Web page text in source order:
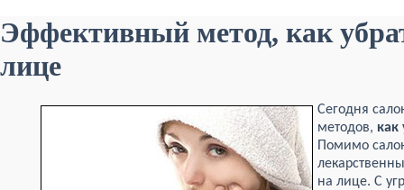
Эффективный метод, как
лице
Сегодня
методов, как
Помимо
на лице. С